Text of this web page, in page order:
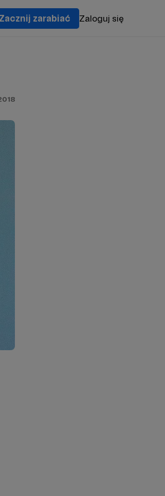
Zacznij zarabiać Zaloguj się